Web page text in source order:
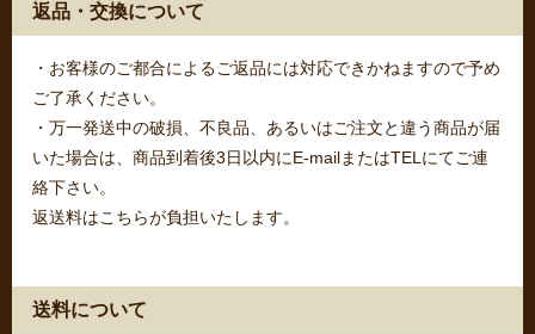
返品・交換について
・お客様のご都合によるご返品には対応できかねますので予め
ご了承ください。
・万一発送中の破損、不良品、あるいはご注文と違う商品が届
いた場合は、商品到着後3日以内にE-mailまたはTELにてご連
絡下さい。
返送料はこちらが負担いたします。
送料について